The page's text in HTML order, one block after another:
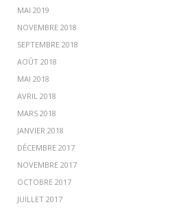
MAI 2019
NOVEMBRE 2018
SEPTEMBRE 2018
AOÛT 2018
MAI 2018
AVRIL 2018
MARS 2018
JANVIER 2018
DÉCEMBRE 2017
NOVEMBRE 2017
OCTOBRE 2017
JUILLET 2017